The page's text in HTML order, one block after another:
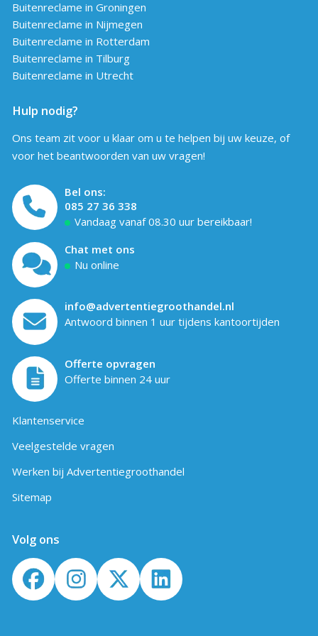
Buitenreclame in Groningen
Buitenreclame in Nijmegen
Buitenreclame in Rotterdam
Buitenreclame in Tilburg
Buitenreclame in Utrecht
Hulp nodig?
Ons team zit voor u klaar om u te helpen bij uw keuze, of
voor het beantwoorden van uw vragen!
Bel ons:
085 27 36 338
Vandaag vanaf 08.30 uur bereikbaar!
Chat met ons
Nu online
info@advertentiegroothandel.nl
Antwoord binnen 1 uur tijdens kantoortijden
Offerte opvragen
Offerte binnen 24 uur
Klantenservice
Veelgestelde vragen
Werken bij Advertentiegroothandel
Sitemap
Volg ons